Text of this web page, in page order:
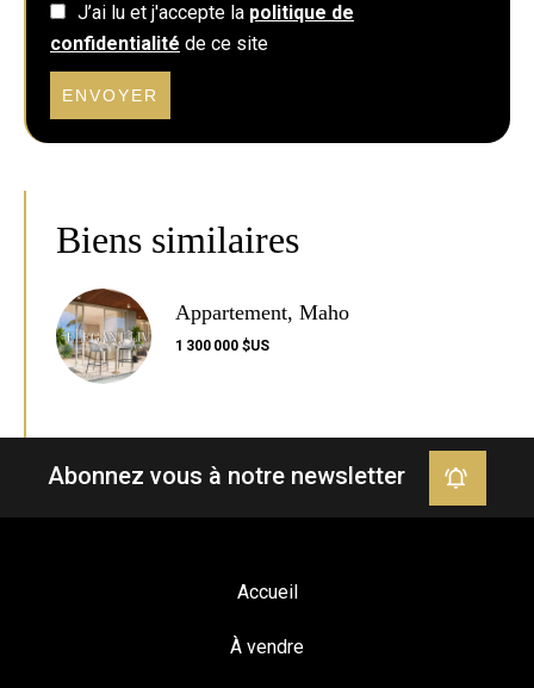
J’ai lu et j'accepte la politique de
confidentialité de ce site
ENVOYER
Biens similaires
Appartement, Maho
1 300 000 $US
Abonnez vous à notre newsletter
Accueil
À vendre